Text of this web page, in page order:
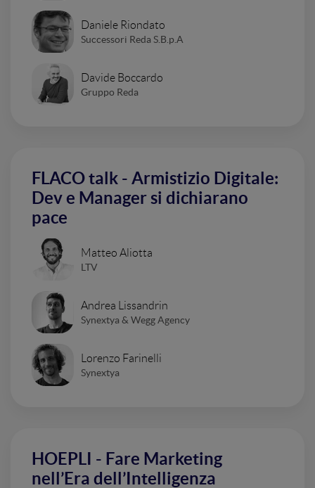
Daniele Riondato
Successori Reda S.B.p.A
Davide Boccardo
Gruppo Reda
FLACO talk - Armistizio Digitale:
Dev e Manager si dichiarano
pace
Matteo Aliotta
LTV
Andrea Lissandrin
Synextya & Wegg Agency
Lorenzo Farinelli
Synextya
HOEPLI - Fare Marketing
nell’Era dell’Intelligenza